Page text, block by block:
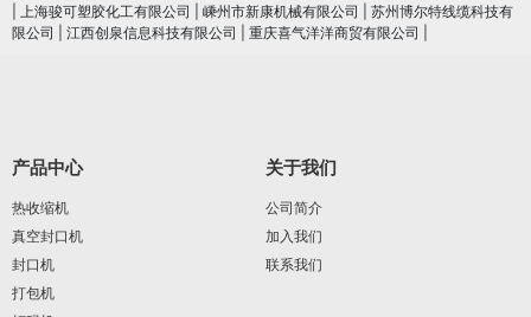
上海骏可塑胶化工有限公司 嵊州市新康机械有限公司
苏州博尔特线缆科技有
限公司
江西创泉信息科技有限公司 重庆喜气洋洋商贸有限公司
产品中心
热收缩机
真空封口机
封口机
打包机
关于我们
公司简介
加入我们
联系我们